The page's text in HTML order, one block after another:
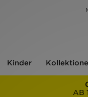
Kinder
AB